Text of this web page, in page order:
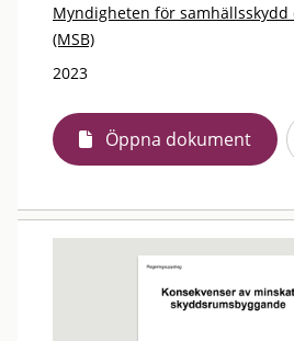
Myndigheten för samhällsskydd
(MSB)
2023
Öppna dokument